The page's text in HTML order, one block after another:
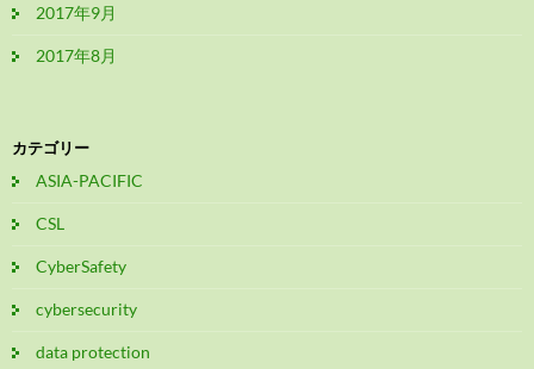
2017年9月
2017年8月
カテゴリー
ASIA-PACIFIC
CSL
CyberSafety
cybersecurity
data protection